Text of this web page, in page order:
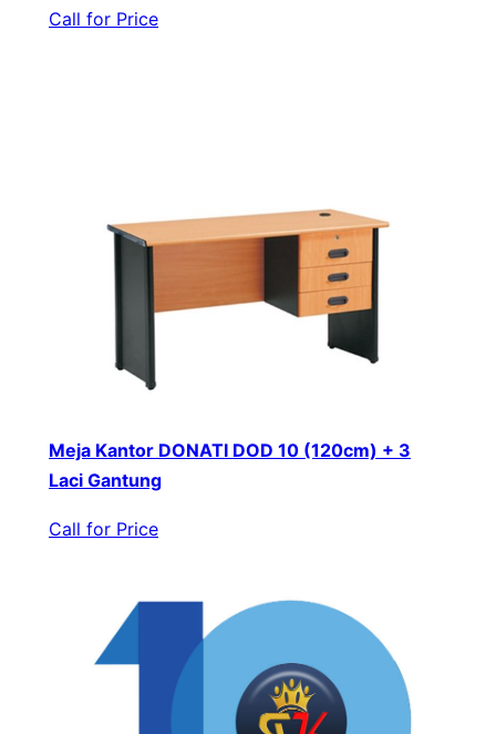
Call for Price
Meja Kantor DONATI DOD 10 (120cm) + 3
Laci Gantung
Call for Price